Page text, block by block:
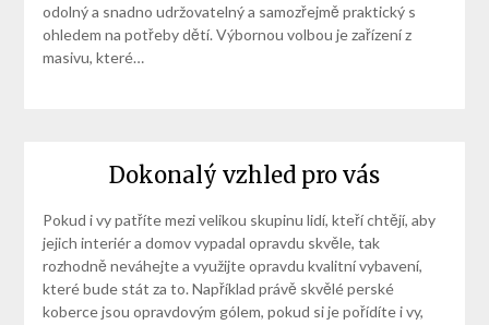
odolný a snadno udržovatelný a samozřejmě praktický s
ohledem na potřeby dětí. Výbornou volbou je zařízení z
masivu, které…
Dokonalý vzhled pro vás
Pokud i vy patříte mezi velikou skupinu lidí, kteří chtějí, aby
jejich interiér a domov vypadal opravdu skvěle, tak
rozhodně neváhejte a využijte opravdu kvalitní vybavení,
které bude stát za to. Například právě skvělé perské
koberce jsou opravdovým gólem, pokud si je pořídíte i vy,